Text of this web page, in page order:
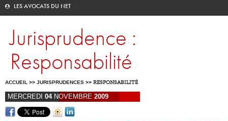
LES AVOCATS DU NET
Jurisprudence :
Responsabilité
ACCUEIL >> JURISPRUDENCES >> RESPONSABILITÉ
MERCREDI 04NOVEMBRE 2009